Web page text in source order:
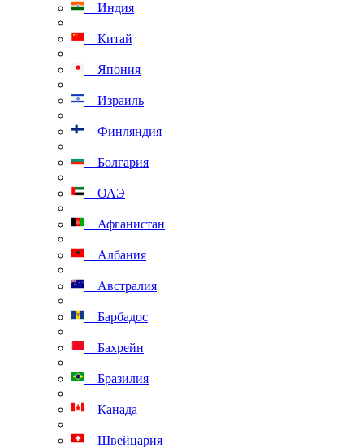
Индия
Китай
Япония
Израиль
Финляндия
Болгария
ОАЭ
Афганистан
Албания
Австралия
Барбадос
Бахрейн
Бразилия
Канада
Швейцария